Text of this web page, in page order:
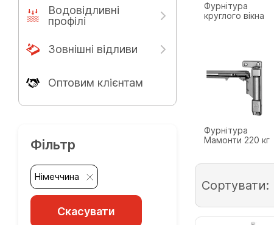
Водовідливні
профілі
Зовнішні відливи
Оптовим клієнтам
Фільтр
Німеччина
Скасувати
Фурнітура
круглого вікна
Фурнітура
Мамонти 220 кг
Сортувати: